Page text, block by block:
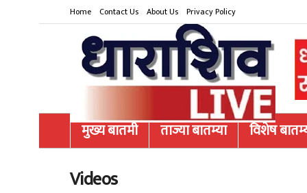
Home Contact Us About Us Privacy Policy
मुख्य बातमी ताज्या बातम्या विशेष
Videos